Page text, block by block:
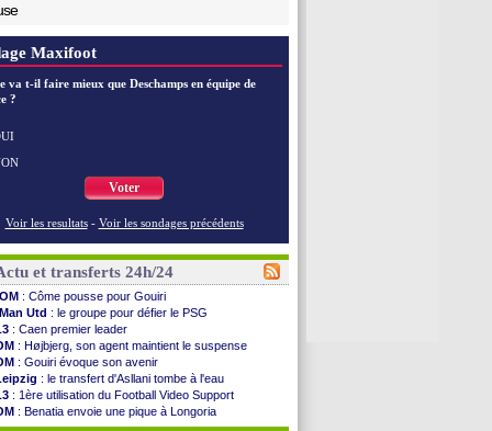
Maxifoot
va t-il faire mieux que Deschamps en équipe de
?
Voter
Voir les resultats - Voir les sondages précédents
et transferts 24h/24
OM : Côme pousse pour Gouiri
Man Utd : le groupe pour défier le PSG
: Caen premier leader
: Højbjerg, son agent maintient le suspense
: Gouiri évoque son avenir
: le transfert d'Asllani tombe à l'eau
: 1ère utilisation du Football Video Support
: Benatia envoie une pique à Longoria
: Al-Ahli veut Pape Gueye